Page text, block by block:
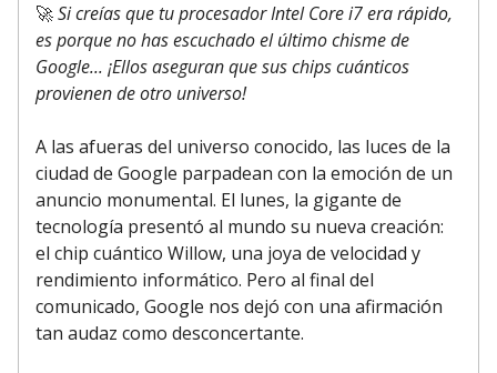
🚀Si creías que tu procesador Intel Core i7 era rápido,
es porque no has escuchado el último chisme de
Google... ¡Ellos aseguran que sus chips cuánticos
provienen de otro universo!
A las afueras del universo conocido, las luces de la
ciudad de Google parpadean con la emoción de un
anuncio monumental. El lunes, la gigante de
tecnología presentó al mundo su nueva creación:
el chip cuántico Willow, una joya de velocidad y
rendimiento informático. Pero al final del
comunicado, Google nos dejó con una afirmación
tan audaz como desconcertante.